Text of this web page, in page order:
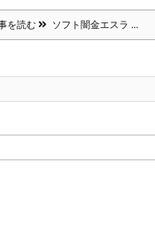
を読む ソフト闇金エスラ ...